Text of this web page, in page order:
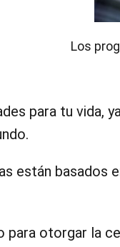
Los
para tu vida,
están basados
para otorgar la